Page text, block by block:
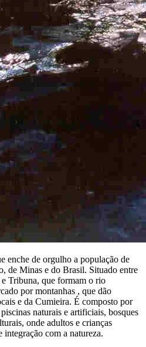
enche de orgulho a população de
de Minas e do Brasil. Situado entre
Tribuna, que formam o rio
por montanhas , que dão
e da Cumieira. É composto por
naturais e artificiais, bosques
onde adultos e crianças
com a natureza.